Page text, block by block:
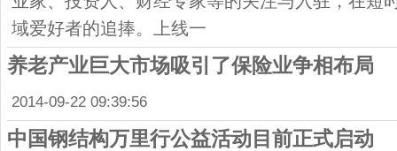
域爱好者的追捧。上线一
养老产业巨大市场吸引了保险业争相布局
2014-09-22 09:39:56
中国钢结构万里行公益活动目前正式启动